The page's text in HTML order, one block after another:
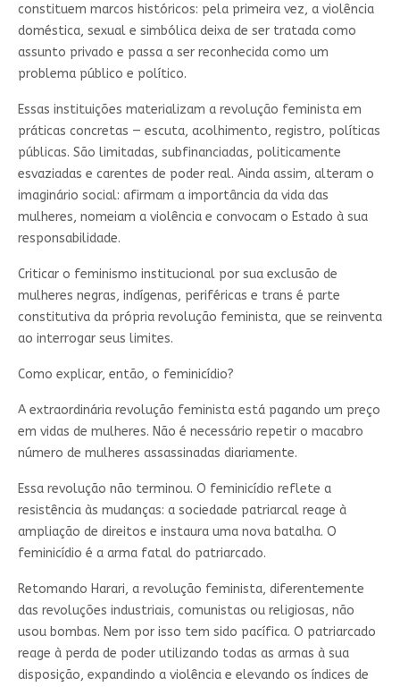
constituem marcos históricos: pela primeira vez, a violência
doméstica, sexual e simbólica deixa de ser tratada como
assunto privado e passa a ser reconhecida como um
problema público e político.
Essas instituições materializam a revolução feminista em
práticas concretas — escuta, acolhimento, registro, políticas
públicas. São limitadas, subfinanciadas, politicamente
esvaziadas e carentes de poder real. Ainda assim, alteram o
imaginário social: afirmam a importância da vida das
mulheres, nomeiam a violência e convocam o Estado à sua
responsabilidade.
Criticar o feminismo institucional por sua exclusão de
mulheres negras, indígenas, periféricas e trans é parte
constitutiva da própria revolução feminista, que se reinventa
ao interrogar seus limites.
Como explicar, então, o feminicídio?
A extraordinária revolução feminista está pagando um preço
em vidas de mulheres. Não é necessário repetir o macabro
número de mulheres assassinadas diariamente.
Essa revolução não terminou. O feminicídio reflete a
resistência às mudanças: a sociedade patriarcal reage à
ampliação de direitos e instaura uma nova batalha. O
feminicídio é a arma fatal do patriarcado.
Retomando Harari, a revolução feminista, diferentemente
das revoluções industriais, comunistas ou religiosas, não
usou bombas. Nem por isso tem sido pacífica. O patriarcado
reage à perda de poder utilizando todas as armas à sua
disposição, expandindo a violência e elevando os índices de